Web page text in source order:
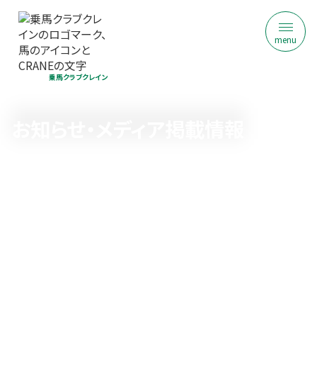
乗馬クラブクレイン
menu